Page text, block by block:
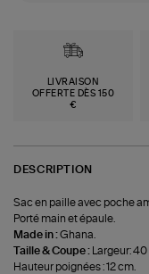
LIVRAISON
OFFERTE DÈS 150
€
DESCRIPTION
Sac en paille avec poche
Porté main et épaule.
Made in :Ghana.
Taille & Coupe :
Largeur:
Hauteur poignées : 12 cm.